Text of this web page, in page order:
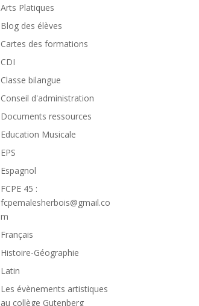
Arts Platiques
Blog des élèves
Cartes des formations
CDI
Classe bilangue
Conseil d'administration
Documents ressources
Education Musicale
EPS
Espagnol
FCPE 45 :
fcpemalesherbois@gmail.co
m
Français
Histoire-Géographie
Latin
Les évènements artistiques
au collège Gutenberg